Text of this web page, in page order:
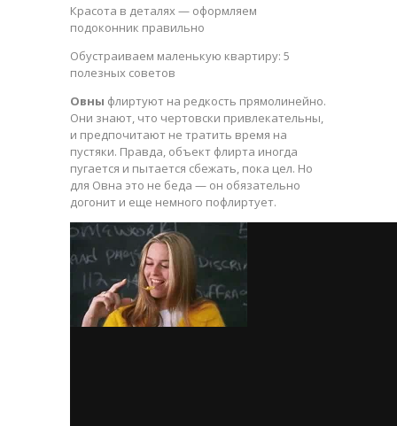
Красота в деталях — оформляем
подоконник правильно
Обустраиваем маленькую квартиру: 5
полезных советов
Овны флиртуют на редкость прямолинейно.
Они знают, что чертовски привлекательны,
и предпочитают не тратить время на
пустяки. Правда, объект флирта иногда
пугается и пытается сбежать, пока цел. Но
для Овна это не беда — он обязательно
догонит и еще немного пофлиртует.